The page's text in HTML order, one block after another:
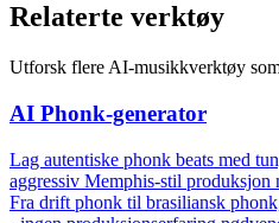
Relaterte verktøy
Utforsk flere AI-musikkverktøy
AI Phonk-generator
Lag autentiske phonk beats med
aggressiv Memphis-stil produksjon
Fra drift phonk til brasiliansk